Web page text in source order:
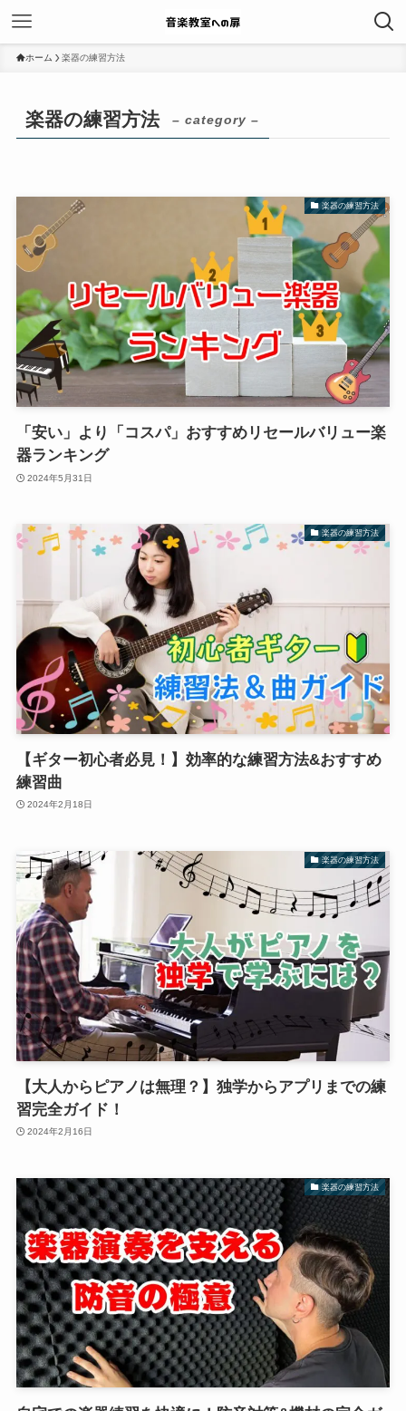
ホーム 楽器の練習方法
楽器の練習方法 – category –
楽器の練習方法
「安い」より「コスパ」おすすめリセールバリュー楽
器ランキング
2024年5月31日
楽器の練習方法
【ギター初心者必見！】効率的な練習方法&おすすめ
練習曲
2024年2月18日
楽器の練習方法
【大人からピアノは無理？】独学からアプリまでの練
習完全ガイド！
2024年2月16日
楽器の練習方法